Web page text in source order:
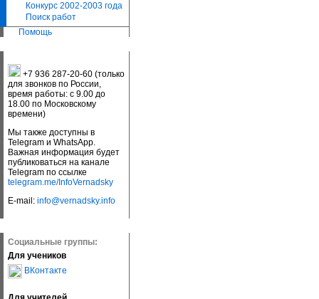
Конкурс 2002-2003 года
Поиск работ
Помощь
+7 936 287-20-60 (только
для звонков по России,
время работы: с 9.00 до
18.00 по Московскому
времени)
Мы также доступны в
Telegram и WhatsApp.
Важная информация будет
публиковаться на канале
Telegram по ссылке
telegram.me/InfoVernadsky
E-mail: info@vernadsky.info
Социальные группы:
Для учеников
ВКонтакте